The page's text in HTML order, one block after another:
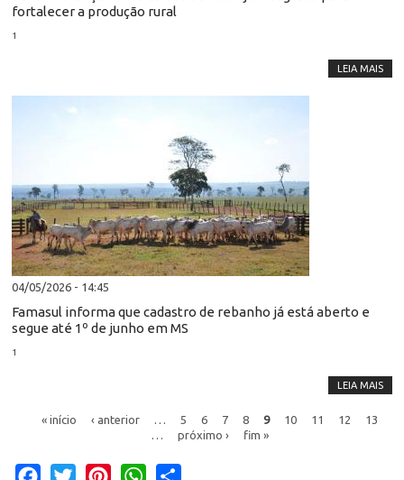
fortalecer a produção rural
1
LEIA MAIS
04/05/2026 - 14:45
Famasul informa que cadastro de rebanho já está aberto e
segue até 1º de junho em MS
1
LEIA MAIS
« início ‹ anterior … 5 6 7 8 9 10 11 12
13
…
próximo › fim »
Facebook
Twitter PinterestWhatsApp